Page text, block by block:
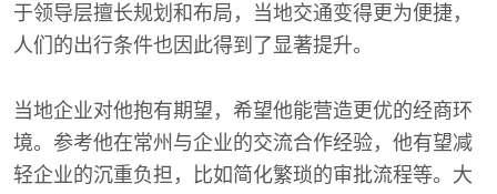
于领导层擅长规划和布局，当地交通变得更为便捷，
人们的出行条件也因此得到了显著提升。
当地企业对他抱有期望，希望他能营造更优的经商环
境。参考他在常州与企业的交流合作经验，他有望减
轻企业的沉重负担，比如简化繁琐的审批流程等。大